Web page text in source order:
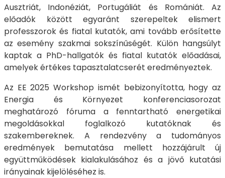
Ausztriát, Indonéziát, Portugáliát és Romániát. Az
előadók között egyaránt szerepeltek elismert
professzorok és fiatal kutatók, ami tovább erősítette
az esemény szakmai sokszínűségét. Külön hangsúlyt
kaptak a PhD-hallgatók és fiatal kutatók előadásai,
amelyek értékes tapasztalatcserét eredményeztek.
Az EE 2025 Workshop ismét bebizonyította, hogy az
Energia és Környezet konferenciasorozat
meghatározó fóruma a fenntartható energetikai
megoldásokkal foglalkozó kutatóknak és
szakembereknek. A rendezvény a tudományos
eredmények bemutatása mellett hozzájárult új
együttműködések kialakulásához és a jövő kutatási
irányainak kijelöléséhez is.